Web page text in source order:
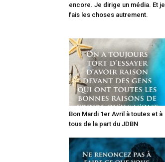
encore. Je dirige un média. Et je
fais les choses autrement.
Bon Mardi 1er Avril à toutes et à
tous de la part du JDBN